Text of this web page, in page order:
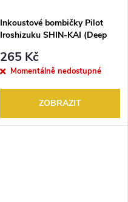
Inkoustové bombičky Pilot
Iroshizuku SHIN-KAI (Deep
265 Kč
Momentálně nedostupné
ZOBRAZIT